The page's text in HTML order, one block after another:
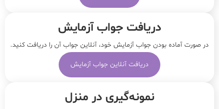
دریافت جواب آزمایش
در صورت آماده بودن جواب آزمایش خود، آنلاین جواب‌ آن را دریافت کنید.
دریافت آنلاین جواب آزمایش
نمونه‌‌گیری در منزل